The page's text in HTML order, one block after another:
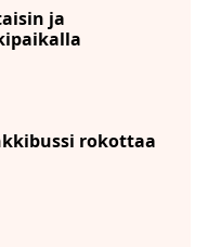
ja
rokottaa